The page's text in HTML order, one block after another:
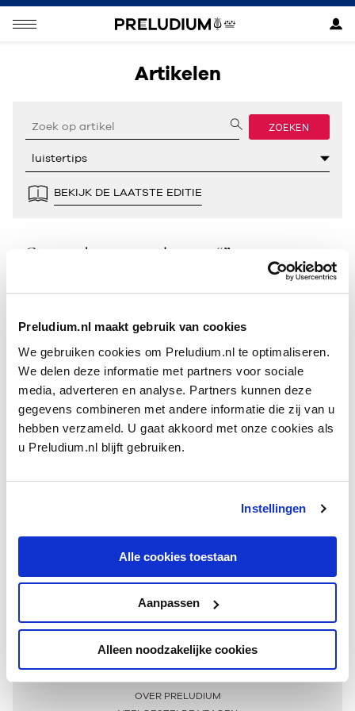
Preludium.nl maakt gebruik van cookies
We gebruiken cookies om Preludium.nl te optimaliseren.
We delen deze informatie met partners voor sociale
media, adverteren en analyse. Partners kunnen deze
gegevens combineren met andere informatie die zij van u
hebben verzameld. U gaat akkoord met onze cookies als
u Preludium.nl blijft gebruiken.
Instellingen
Alle cookies toestaan
Aanpassen
Alleen noodzakelijke cookies
Artikelen
ZOEKEN
BEKIJK DE LAATSTE EDITIE
Geen resultaten gevonden voor “”.
Meer informatie
OVER PRELUDIUM